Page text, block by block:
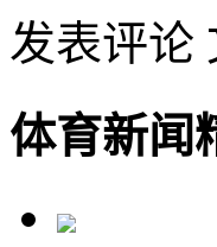
发表评论
体育新闻